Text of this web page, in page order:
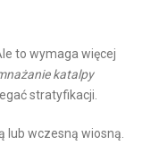
to wymaga więcej
katalpy
stratyfikacji.
lub wczesną wiosną.